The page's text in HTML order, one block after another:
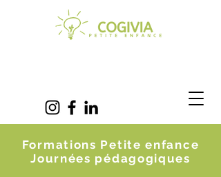
Formations Petite enfance
Journées pédagogiques